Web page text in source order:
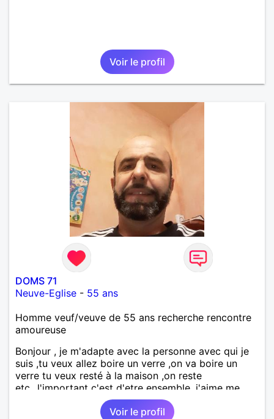
Voir le profil
DOMS 71
Neuve-Eglise - 55 ans
Homme veuf/veuve de 55 ans recherche rencontre
amoureuse
Bonjour , je m'adapte avec la personne avec qui je
suis ,tu veux allez boire un verre ,on va boire un
verre tu veux resté à la maison ,on reste
etc...l'important c'est d'etre ensemble .j'aime me
balader , faire du sport , regarder des film , aller au
théatre etc et j'aime par dessus tous rire
Voir le profil